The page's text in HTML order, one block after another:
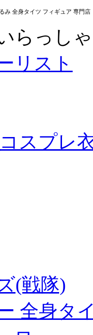
み 全身タイツ フィギュア 専門店
らっし
リスト
コスプレ
(戦隊)
全身タ